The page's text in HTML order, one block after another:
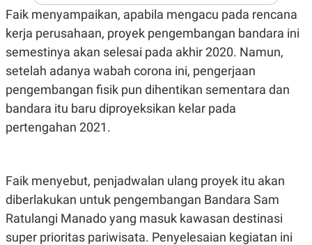
S
E
M
E
N
E
R
I
A
V
S
T
A
I
Faik menyampaikan, apabila mengacu pada rencana
kerja perusahaan, proyek pengembangan bandara ini
semestinya akan selesai pada akhir 2020. Namun,
setelah adanya wabah corona ini, pengerjaan
pengembangan fisik pun dihentikan sementara dan
bandara itu baru diproyeksikan kelar pada
pertengahan 2021.
Faik menyebut, penjadwalan ulang proyek itu akan
diberlakukan untuk pengembangan Bandara Sam
Ratulangi Manado yang masuk kawasan destinasi
super prioritas pariwisata. Penyelesaian kegiatan ini